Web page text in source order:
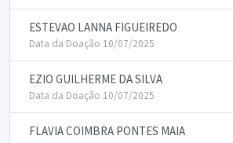
ESTEVAO LANNA FIGUEIREDO
Data da Doação 10/07/2025
EZIO GUILHERME DA SILVA
Data da Doação 10/07/2025
FLAVIA COIMBRA PONTES MAIA